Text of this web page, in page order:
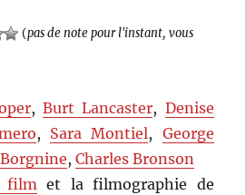
(pas de note pour l'instant, vous
,Burt Lancaster, Denise
, Sara Montiel, George
,Charles Bronson
filmet la filmographie de